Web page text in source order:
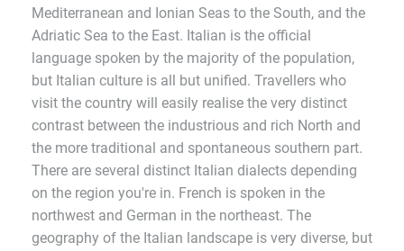
Mediterranean and Ionian Seas to the South, and the
Adriatic Sea to the East. Italian is the official
language spoken by the majority of the population,
but Italian culture is all but unified. Travellers who
visit the country will easily realise the very distinct
contrast between the industrious and rich North and
the more traditional and spontaneous southern part.
There are several distinct Italian dialects depending
on the region you're in. French is spoken in the
northwest and German in the northeast. The
geography of the Italian landscape is very diverse, but